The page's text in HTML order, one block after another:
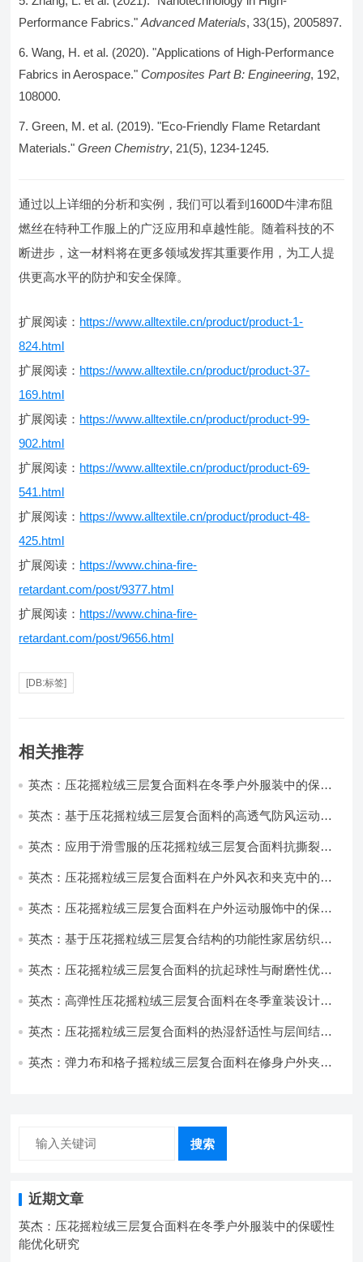
Performance Fabrics."Advanced Materials, 33(15), 2005897.
Wang, H. et al. (2020). "Applications of High-Performance
Fabrics in Aerospace."Composites Part B: Engineering, 192,
108000.
Green, M. et al. (2019). "Eco-Friendly Flame Retardant
Materials."Green Chemistry, 21(5), 1234-1245.
通过以上详细的分析和实例，我们可以看到1600D牛津布阻
燃丝在特种工作服上的广泛应用和卓越性能。随着科技的不
断进步，这一材料将在更多领域发挥其重要作用，为工人提
供更高水平的防护和安全保障。
扩展阅读： https://www.alltextile.cn/product/product-1-
824.html
扩展阅读： https://www.alltextile.cn/product/product-37-
169.html
扩展阅读： https://www.alltextile.cn/product/product-99-
902.html
扩展阅读： https://www.alltextile.cn/product/product-69-
541.html
扩展阅读： https://www.alltextile.cn/product/product-48-
425.html
扩展阅读： https://www.china-fire-
retardant.com/post/9377.html
扩展阅读： https://www.china-fire-
retardant.com/post/9656.html
[DB:标签]
相关推荐
英杰：压花摇粒绒三层复合面料在冬季户外服装中的保暖
英杰：基于压花摇粒绒三层复合面料的高透气防风运动服
英杰：应用于滑雪服的压花摇粒绒三层复合面料抗撕裂与
英杰：压花摇粒绒三层复合面料在户外风衣和夹克中的应
英杰：压花摇粒绒三层复合面料在户外运动服饰中的保暖
英杰：基于压花摇粒绒三层复合结构的功能性家居纺织品
英杰：压花摇粒绒三层复合面料的抗起球性与耐磨性优化
英杰：高弹性压花摇粒绒三层复合面料在冬季童装设计中
英杰：压花摇粒绒三层复合面料的热湿舒适性与层间结合
英杰：弹力布和格子摇粒绒三层复合面料在修身户外夹克
搜索
近期文章
英杰：压花摇粒绒三层复合面料在冬季户外服装中的保暖性
能优化研究